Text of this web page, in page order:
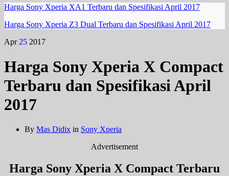
Harga Sony Xperia XA1 Terbaru dan Spesifikasi April 2017
Harga Sony Xperia Z3 Dual Terbaru dan Spesifikasi April 2017
Apr 25 2017
Harga Sony Xperia X Compact
Terbaru dan Spesifikasi April
2017
By Mas Didix in Sony Xperia
Advertisement
Harga Sony Xperia X Compact Terbaru